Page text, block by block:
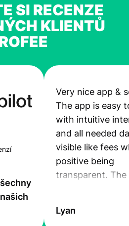
SI RECENZE
KLIENTŮ
Very nice app &
The app is easy
with intuitive
and all needed
visible like fees
positive being
transparent. The
the exchange
Lyan